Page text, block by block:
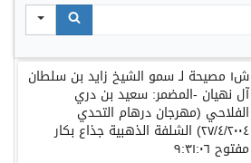
ش١ مصيحة لـ سمو الشيخ زايد بن سلطان
آل نهيان -المضمر: سعيد بن دري
الفلاحي (مهرجان درهام التحدي
٢٧/٤/٢٠٠٤) الشلفة الذهبية جذاع بكار
مفتوح ٩:٣١:٠٦